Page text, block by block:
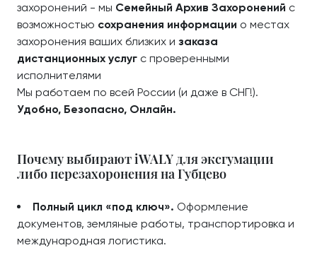
захоронений - мы Семейный Архив Захоронений с
возможностью сохранения информации о местах
захоронения ваших близких и заказа
дистанционных услуг с проверенными
исполнителями
Мы работаем по всей России (и даже в СНГ!).
Удобно, Безопасно, Онлайн.
Почему выбирают iWALY для эксгумации
либо перезахоронения на Губцево
Полный цикл «под ключ». Оформление
документов, земляные работы, транспортировка и
международная логистика.